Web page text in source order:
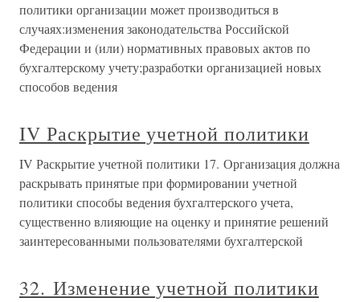
политики организации может производиться в
случаях:изменения законодательства Российской
Федерации и (или) нормативных правовых актов по
бухгалтерскому учету;разработки организацией новых
способов ведения
IV Раскрытие учетной политики
IV Раскрытие учетной политики 17. Организация должна
раскрывать принятые при формировании учетной
политики способы ведения бухгалтерского учета,
существенно влияющие на оценку и принятие решений
заинтересованными пользователями бухгалтерской
32. Изменение учетной политики